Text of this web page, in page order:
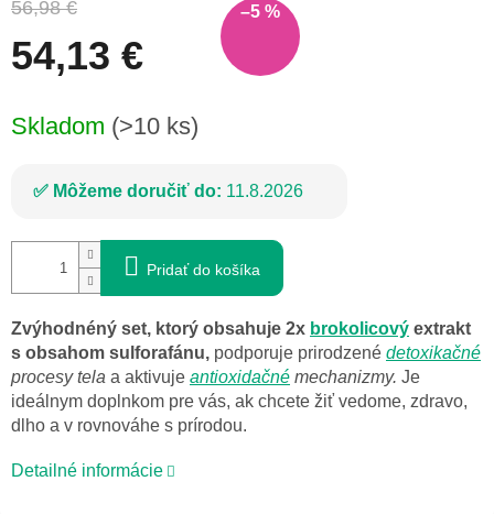
56,98 € –5 %
54,13 €
cena:
Skladom (>10 ks)
Môžeme doručiť do: 11.8.2026
Pridať do košíka
Zvýhodnéný set, ktorý obsahuje 2x brokolicový extrakt
s obsahom sulforafánu, podporuje prirodzené detoxikačné
procesy tela a aktivuje antioxidačné mechanizmy. Je
ideálnym doplnkom pre vás, ak chcete žiť vedome, zdravo,
dlho a v rovnováhe s prírodou.
Detailné informácie